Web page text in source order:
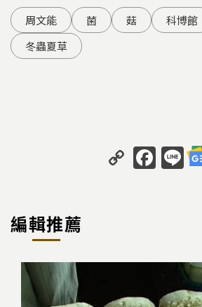
周文能 菌 菇 科博館
冬蟲夏草
C
o
n
k
F
a
o
o
Li
n
編輯推薦